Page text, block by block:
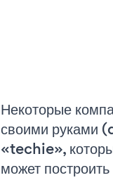
Некоторые
своими руками
«techie»,
может